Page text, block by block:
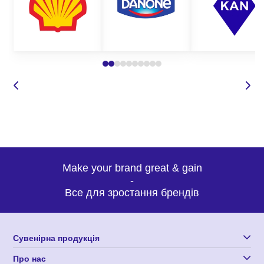
Все це лише невеликий перелік того, чим можна убезпечити
ваших працівників від травмування на робочому місці. На
нашому сайті представлений широкий асортимент робочого
Де замовити якісний водонепроникний
відрізняються високою якістю, зносостійкістю, а також
такою затребуваною та унікальною. Замовляючи пошиття
водонепроникного робочого одягу у нас, Ви можете бути
доступних оптових цінах;
оригінальному дизайні виробів, які точно сподобаються
Make your brand great & gain
-
Все для зростання брендів
Сувенірна продукція
Про нас